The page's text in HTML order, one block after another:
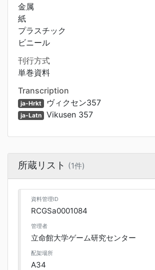
金属
紙
プラスチック
ビニール
刊行方式
単巻資料
Transcription
ja-Hrkt ヴィクセン357
ja-Latn Vikusen 357
所蔵リスト (1件)
資料管理ID
RCGSa0001084
管理者
立命館大学ゲーム研究センター
配架場所
A34